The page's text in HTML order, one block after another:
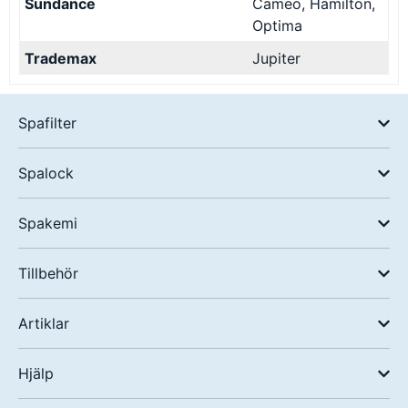
Sundance
Cameo, Hamilton,
Optima
Trademax
Jupiter
Spafilter
Spalock
Spakemi
Tillbehör
Artiklar
Hjälp